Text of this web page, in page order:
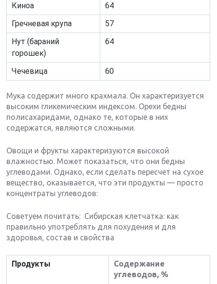
Киноа
64
Гречневая крупа
57
Нут (бараний
горошек)
64
Чечевица 60
Мука содержит много крахмала. Он характеризуется
высоким гликемическим индексом. Орехи бедны
полисахаридами, однако те, которые в них
содержатся, являются сложными.
Овощи и фрукты характеризуются высокой
влажностью. Может показаться, что они бедны
углеводами. Однако, если сделать пересчет на сухое
вещество, оказывается, что эти продукты — просто
концентраты углеводов:
Советуем почитать: Сибирская клетчатка: как
правильно употреблять для похудения и для
здоровья, состав и свойства
Продукты
Содержание
углеводов, %